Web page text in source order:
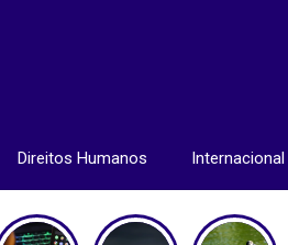
Direitos Humanos Internacional